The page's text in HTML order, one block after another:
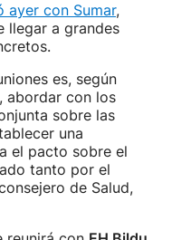
ayer con Sumar,
llegar a grandes
es, según
abordar con los
sobre las
una
el pacto sobre el
tanto por el
de Salud,